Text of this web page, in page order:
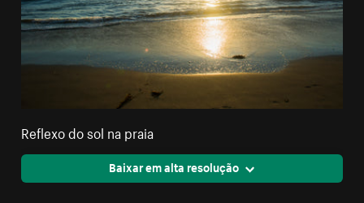
Reflexo do sol na praia
Baixar em alta resolução